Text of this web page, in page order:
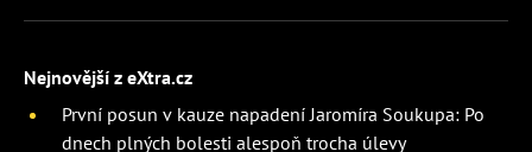
Nejnovější z eXtra.cz
První posun v kauze napadení Jaromíra Soukupa: Po
dnech plných bolesti alespoň trocha úlevy